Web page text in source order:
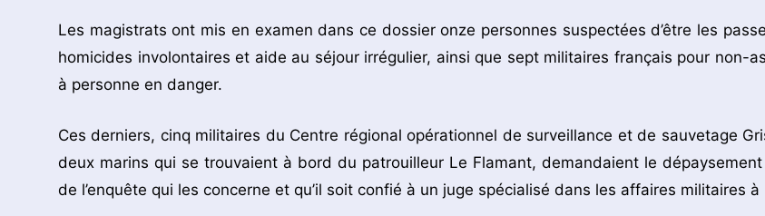
Les magistrats ont mis en examen dans ce dossier onze personnes suspectées d’être les
homicides involontaires et aide au séjour irrégulier, ainsi que sept militaires français pour non-
à personne en danger.
Ces derniers, cinq militaires du Centre régional opérationnel de surveillance et de sauvetage
deux marins qui se trouvaient à bord du patrouilleur Le Flamant, demandaient le
de l’enquête qui les concerne et qu’il soit confié à un juge spécialisé dans les affaires militaires à